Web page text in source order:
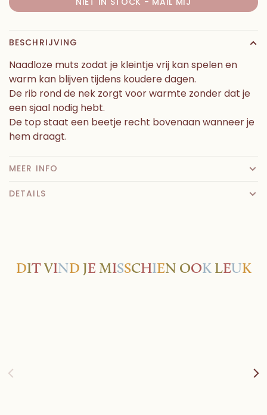
BESCHRIJVING
Naadloze muts zodat je kleintje vrij kan spelen en
warm kan blijven tijdens koudere dagen.
De rib rond de nek zorgt voor warmte zonder dat je
een sjaal nodig hebt.
De top staat een beetje recht bovenaan wanneer je
hem draagt.
MEER INFO
DETAILS
DITVIND JE MISSCHIEN OOK LEUK